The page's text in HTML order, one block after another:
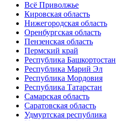
Всё Приволжье
Кировская область
Нижегородская область
Оренбургская область
Пензенская область
Пермский край
Республика Башкортостан
Республика Марий Эл
Республика Мордовия
Республика Татарстан
Самарская область
Саратовская область
Удмуртская республика